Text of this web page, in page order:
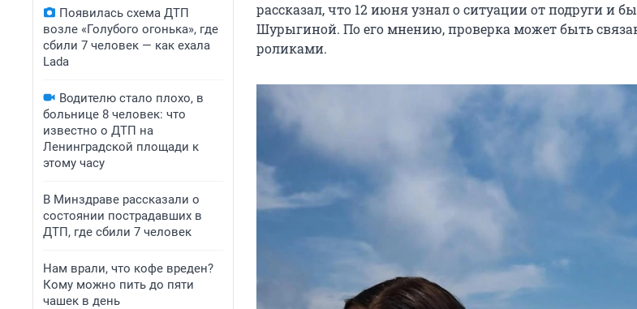
Появилась схема ДТП
возле «Голубого огонька», где
сбили 7 человек — как ехала
Lada
Водителю стало плохо, в
больнице 8 человек: что
известно о ДТП на
Ленинградской площади к
этому часу
В Минздраве рассказали о
состоянии пострадавших в
ДТП, где сбили 7 человек
Нам врали, что кофе вреден?
Кому можно пить до пяти
чашек в день
рассказал, что 12 июня узнал о ситуации от подруги и
Шурыгиной. По его мнению, проверка может быть
роликами.